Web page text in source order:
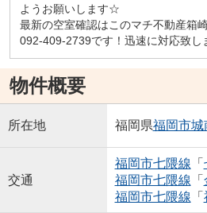
ようお願いします☆
最新の空室確認はこのマチ不動産箱
092-409-2739です！迅速に対応致し
物件概要
所在地 福岡県福岡市城
交通
福岡市七隈線 「
福岡市七隈線 「
福岡市七隈線 「